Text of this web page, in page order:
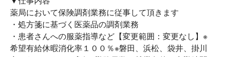
薬局において保険調剤業務に従事して頂きます
・処方箋に基づく医薬品の調剤業務
・患者さんへの服薬指導など【変更範囲：変更なし】※
希望有給休暇消化率１００％※磐田、浜松、袋井、掛川